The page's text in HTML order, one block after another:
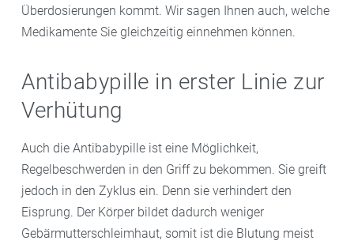
Überdosierungen kommt. Wir sagen Ihnen auch, welche
Medikamente Sie gleichzeitig einnehmen können.
Antibabypille in erster Linie zur
Verhütung
Auch die Antibabypille ist eine Möglichkeit,
Regelbeschwerden in den Griff zu bekommen. Sie greift
jedoch in den Zyklus ein. Denn sie verhindert den
Eisprung. Der Körper bildet dadurch weniger
Gebärmutterschleimhaut, somit ist die Blutung meist